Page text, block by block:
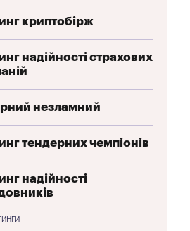
криптобірж
надійності страхових
незламний
тендерних чемпіонів
надійності